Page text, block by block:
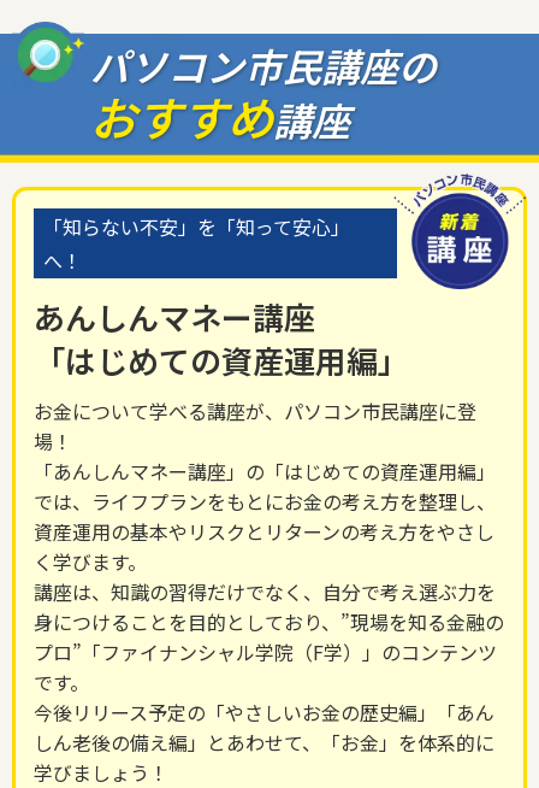
パソコン市民講座の
おすすめ講座
「知らない不安」を「知って安心」
へ！
あんしんマネー講座
「はじめての資産運用編」
お金について学べる講座が、パソコン市民講座に登
場！
「あんしんマネー講座」の「はじめての資産運用編」
では、ライフプランをもとにお金の考え方を整理し、
資産運用の基本やリスクとリターンの考え方をやさし
く学びます。
講座は、知識の習得だけでなく、自分で考え選ぶ力を
身につけることを目的としており、”現場を知る金融の
プロ”「ファイナンシャル学院（F学）」のコンテンツ
です。
今後リリース予定の「やさしいお金の歴史編」「あん
しん老後の備え編」とあわせて、「お金」を体系的に
学びましょう！